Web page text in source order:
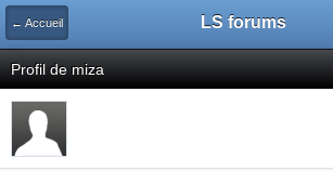
← Accueil LS forums
Profil de miza